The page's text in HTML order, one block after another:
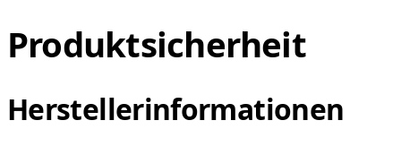
Produktsicherheit
Herstellerinformationen